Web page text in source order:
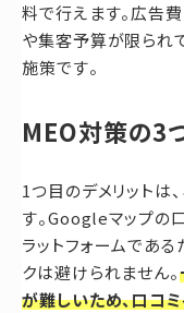
料で行えます。広告
や集客予算が限られ
施策です。
MEO対策の3
1つ目のデメリットは
す。Googleマップの
ラットフォームであ
クは避けられません。
が難しいため、口コ